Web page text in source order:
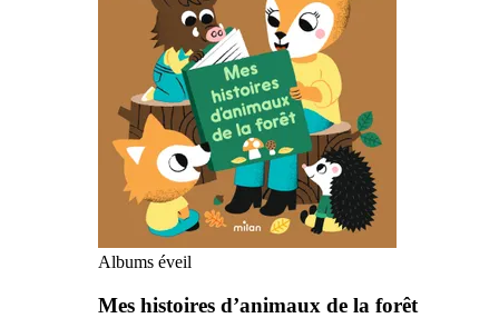
Albums éveil
Mes histoires d’animaux de la forêt